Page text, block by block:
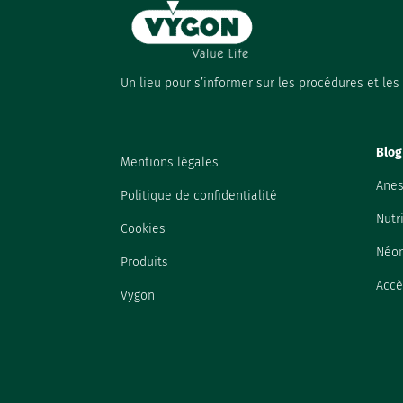
Un lieu pour s’informer sur les procédures et
Mentions légales
Politique de confidentialité
Cookies
Produits
Vygon
Blog